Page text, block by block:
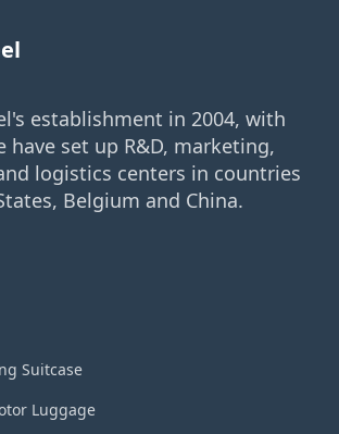
establishment in 2004, with
have set up R&D, marketing,
logistics centers in countries
Belgium and China.
Suitcase
Luggage